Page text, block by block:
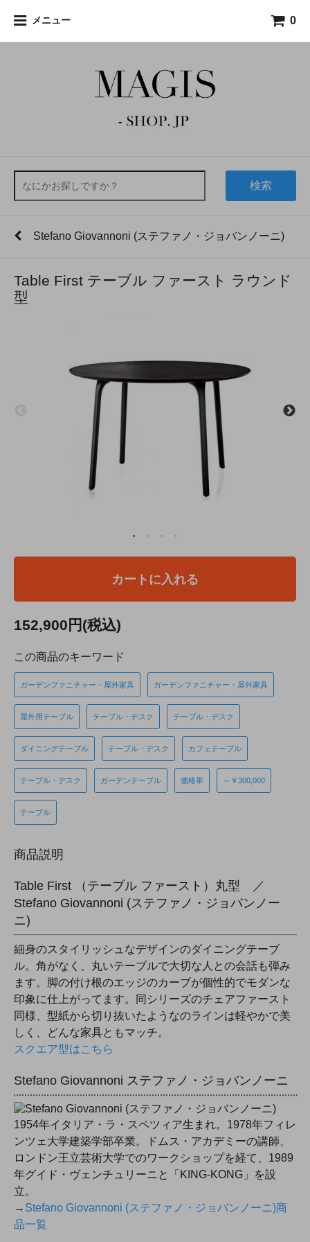
メニュー 0
検索
Stefano Giovannoni (ステファノ・ジョバンノーニ)
Table First テーブル ファースト ラウンド
型
カートに入れる
152,900円(税込)
この商品のキーワード
ガーデンファニチャー・屋外家具 ガーデンファニチャー・屋外家具
屋外用テーブル テーブル・デスク テーブル・デスク
ダイニングテーブル テーブル・デスク カフェテーブル
テーブル・デスク ガーデンテーブル 価格帯 ～￥300,000
テーブル
商品説明
Table First （テーブル ファースト）丸型 ／
Stefano Giovannoni (ステファノ・ジョバンノー
ニ)
細身のスタイリッシュなデザインのダイニングテーブ
ル。角がなく、丸いテーブルで大切な人との会話も弾み
ます。脚の付け根のエッジのカーブが個性的でモダンな
印象に仕上がってます。同シリーズのチェアファースト
同様、型紙から切り抜いたようなのラインは軽やかで美
しく、どんな家具ともマッチ。
スクエア型はこちら
Stefano Giovannoni ステファノ・ジョバンノーニ
1954年イタリア・ラ・スペツィア生まれ。1978年フィレ
ンツェ大学建築学部卒業。ドムス・アカデミーの講師、
ロンドン王立芸術大学でのワークショップを経て、1989
年グイド・ヴェンチュリーニと「KING-KONG」を設
立。
→ Stefano Giovannoni (ステファノ・ジョバンノーニ)商
品一覧